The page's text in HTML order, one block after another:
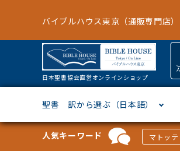
バイブルハウス東京（通販専門店）
日本聖書協会直営オンラインショップ
聖書 訳から選ぶ（日本語）
人気キーワード マトッテ